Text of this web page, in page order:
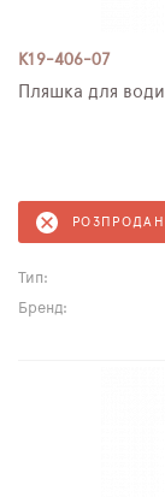
K19-406-07
Пляшка для
Тип:
Бренд: